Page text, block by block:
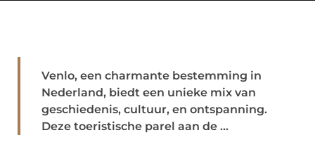
Venlo, een charmante bestemming in
Nederland, biedt een unieke mix van
geschiedenis, cultuur, en ontspanning.
Deze toeristische parel aan de ...